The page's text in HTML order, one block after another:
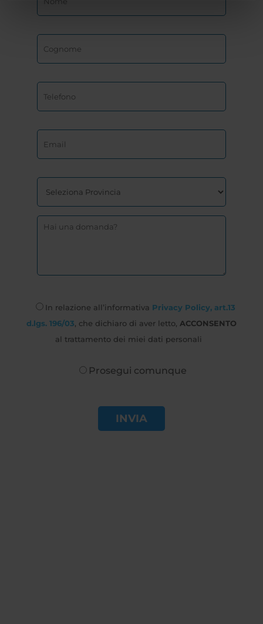
In relazione all’informativa Privacy Policy, art.13
d.lgs. 196/03 , che dichiaro di aver letto, ACCONSENTO
al trattamento dei miei dati personali
Prosegui comunque